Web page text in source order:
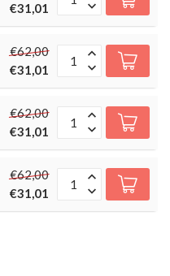
€31,01
€62,00
€31,01
€62,00
€31,01
€62,00
€31,01